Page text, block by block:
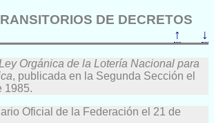
DE DECRETOS
↑ ↓
Orgánica de la Lotería Nacional para
, publicada en la Segunda Sección el
1985.
Oficial de la Federación el 21 de